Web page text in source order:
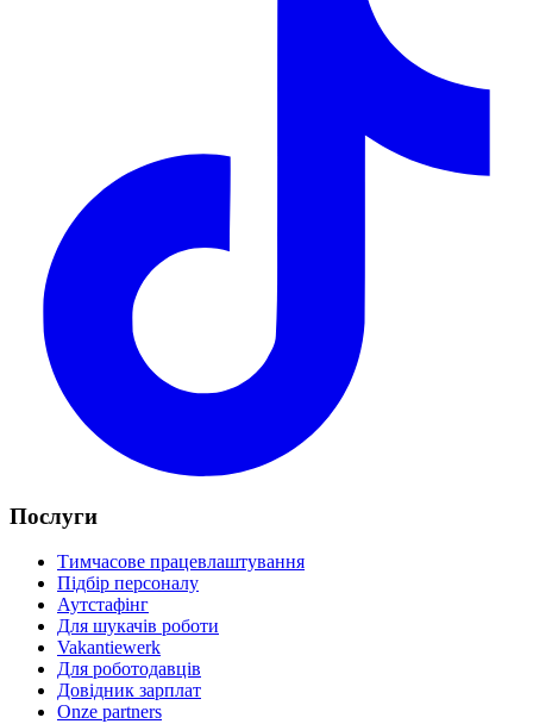
Послуги
Тимчасове працевлаштування
Підбір персоналу
Аутстафінг
Для шукачів роботи
Vakantiewerk
Для роботодавців
Довідник зарплат
Onze partners